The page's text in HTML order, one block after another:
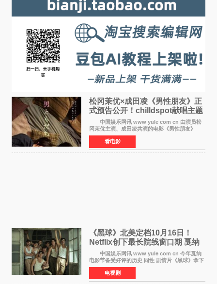
松冈茉优×成田凌《男性朋友》正
式预告公开！chilldspot献唱主题
中国娱乐网讯 www yule com cn 由演员松
冈茉优主演、成田凌共演的电影《男性朋友》
（三岛有纪子执导，11月6日上映）于8月5日公开
正式视觉图与正式预告片。同时，三人乐队
chilldspot为该片创
看电影
《黑球》北美定档10月16日！
Netflix创下最长院线窗口期 戛纳
最佳导演加持
中国娱乐网讯 www yule com cn 今年戛纳
电影节备受好评的历史 同性 剧情片《黑球》拿下
Netflix美国发行电影的最长院线放映期——该片
最新定档今年10月16日美国影院上映（此前定档
11月6日，如
电视剧